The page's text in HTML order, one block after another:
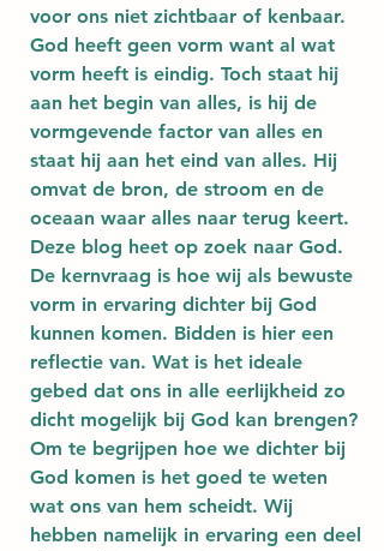
voor ons niet zichtbaar of kenbaar.
God heeft geen vorm want al wat
vorm heeft is eindig. Toch staat hij
aan het begin van alles, is hij de
vormgevende factor van alles en
staat hij aan het eind van alles. Hij
omvat de bron, de stroom en de
oceaan waar alles naar terug keert.
Deze blog heet op zoek naar God.
De kernvraag is hoe wij als bewuste
vorm in ervaring dichter bij God
kunnen komen. Bidden is hier een
reflectie van. Wat is het ideale
gebed dat ons in alle eerlijkheid zo
dicht mogelijk bij God kan brengen?
Om te begrijpen hoe we dichter bij
God komen is het goed te weten
wat ons van hem scheidt. Wij
hebben namelijk in ervaring een deel